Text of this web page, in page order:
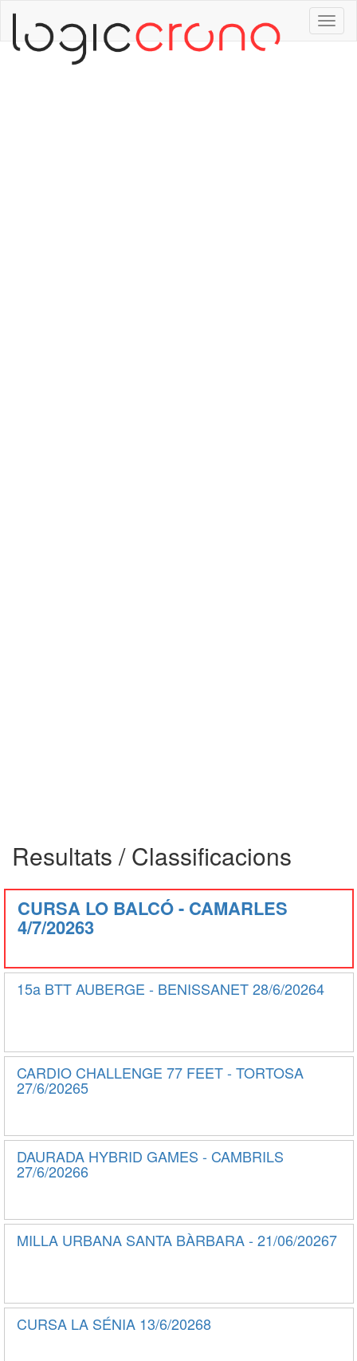
Resultats / Classificacions
CURSA LO BALCÓ - CAMARLES
4/7/20263
15a BTT AUBERGE - BENISSANET 28/6/20264
CARDIO CHALLENGE 77 FEET - TORTOSA
27/6/20265
DAURADA HYBRID GAMES - CAMBRILS
27/6/20266
MILLA URBANA SANTA BÀRBARA - 21/06/20267
CURSA LA SÉNIA 13/6/20268